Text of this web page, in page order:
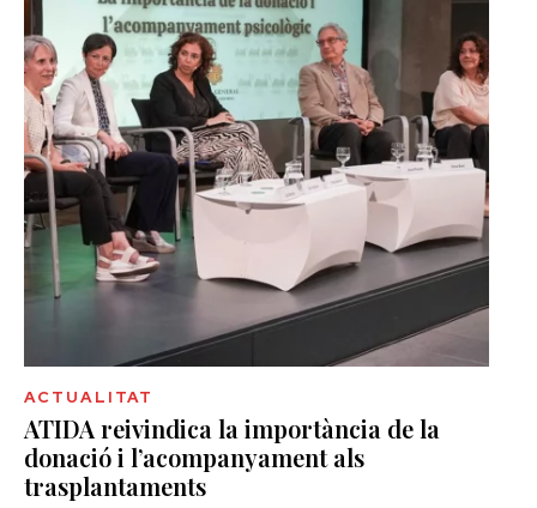
ACTUALITAT
ATIDA reivindica la importància de la
donació i l’acompanyament als
trasplantaments